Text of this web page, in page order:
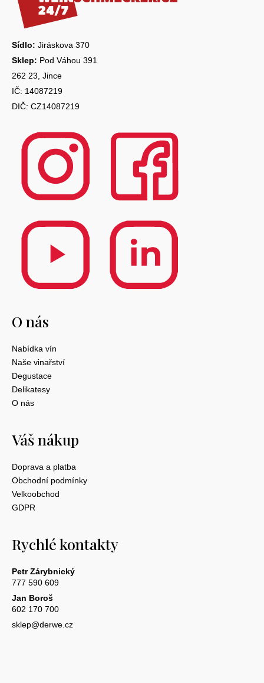
Sídlo: Jiráskova 370
Sklep: Pod Váhou 391
262 23, Jince
IČ: 14087219
DIČ: CZ14087219
O nás
Nabídka vín
Naše vinařství
Degustace
Delikatesy
O nás
Váš nákup
Doprava a platba
Obchodní podmínky
Velkoobchod
GDPR
Rychlé kontakty
Petr Zárybnický
777 590 609
Jan Boroš
602 170 700
sklep@derwe.cz